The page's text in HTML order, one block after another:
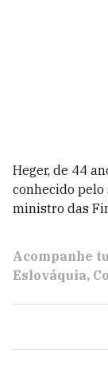
Heger, de 44
conhecido pelo
ministro das
Acompanhe
Eslováquia